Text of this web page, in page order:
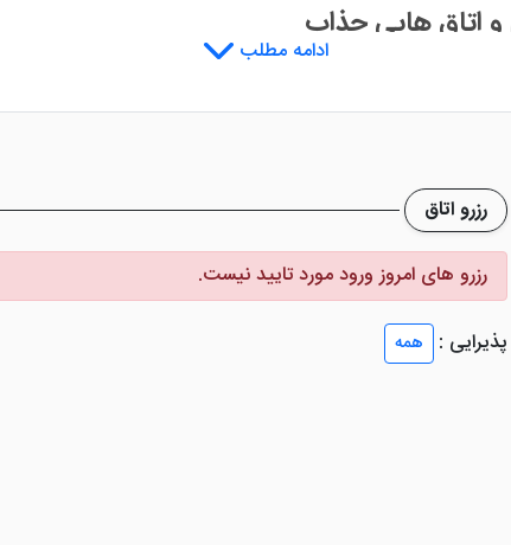
اتاق هایی جذاب
را با چیدمان روز طراحی کرده تا چشمان هر گردشگری در بدو
که سبب صمیمیت بیشتر می شود. در اتاق های این هتل
شده تا آسایش خوبی برای گردشگران تور استانبول فراهم شود.
استانبول
د بسفروس شهر استانبول 16 رستوران برای میهمانان خود تدارک دیده که دلیل دیگری،
شود.
است که می توانید در فضایی فوق العاده لاکچری، همراه با آرامشی
ادامه مطلب
رزرو اتاق
رزرو های امروز ورود مورد تایید نیست.
پذیرایی : همه